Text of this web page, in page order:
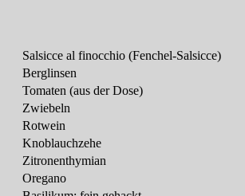
Salsicce al finocchio (Fenchel-Salsicce)
Berglinsen
Tomaten (aus der Dose)
Zwiebeln
Rotwein
Knoblauchzehe
Zitronenthymian
Oregano